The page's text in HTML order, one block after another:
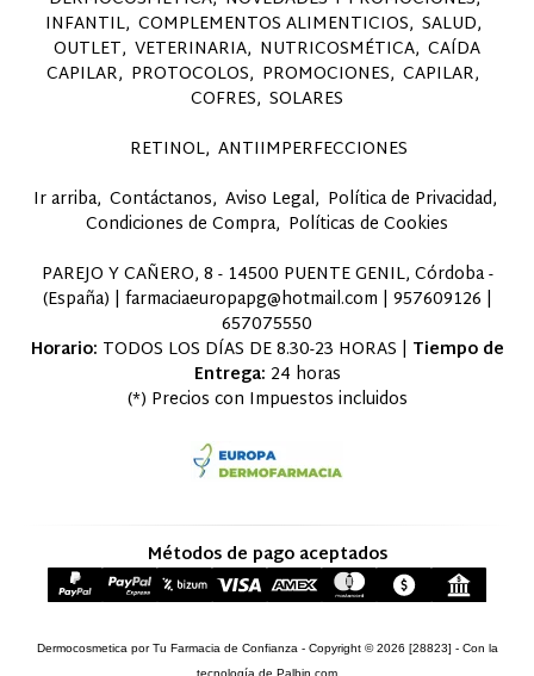
INFANTIL COMPLEMENTOS ALIMENTICIOS SALUD
OUTLET VETERINARIA NUTRICOSMÉTICA CAÍDA
CAPILAR PROTOCOLOS PROMOCIONES CAPILAR
COFRES SOLARES
RETINOL ANTIIMPERFECCIONES
Ir arriba Contáctanos Aviso Legal Política de Privacidad
Condiciones de Compra Políticas de Cookies
PAREJO Y CAÑERO, 8 - 14500 PUENTE GENIL, Córdoba -
(España) | farmaciaeuropapg@hotmail.com | 957609126 |
657075550
Horario: TODOS LOS DÍAS DE 8.30-23 HORAS | Tiempo de
Entrega: 24 horas
(*) Precios con Impuestos incluidos
Métodos de pago aceptados
Dermocosmetica por Tu Farmacia de Confianza - Copyright © 2026 [28823] - Con la
tecnología de Palbin.com